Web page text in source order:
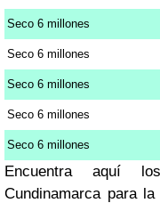
Seco 6 millones
Seco 6 millones
Seco 6 millones
Seco 6 millones
Seco 6 millones
Encuentra aquí
Cundinamarca para